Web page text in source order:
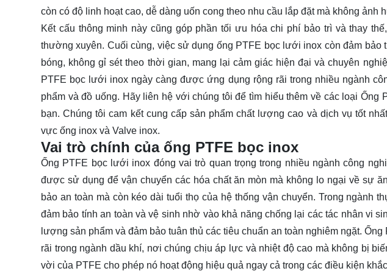
còn có độ linh hoạt cao, dễ dàng uốn cong theo nhu cầu lắp đặt mà không ảnh
Kết cấu thông minh này cũng góp phần tối ưu hóa chi phí bảo trì và thay
thường xuyên. Cuối cùng, việc sử dụng ống PTFE bọc lưới inox còn đảm bảo
bóng, không gỉ sét theo thời gian, mang lại cảm giác hiện đại và chuyên
PTFE bọc lưới inox ngày càng được ứng dụng rộng rãi trong nhiều ngành
phẩm và đồ uống. Hãy liên hệvới chúng tôi để tìm hiểu thêm về các loại Ống
bạn. Chúng tôi cam kết cung cấp sản phẩm chất lượng cao và dịch vụ tốt
vực ống inox và Valve inox.
Vai trò chính của ống PTFE bọc inox
Ống PTFE bọc lưới inox đóng vai trò quan trọng trong nhiều ngành công
được sử dụng để vận chuyển các hóa chất ăn mòn mà không lo ngại về sự
bảo an toàn mà còn kéo dài tuổi thọ của hệ thống vận chuyển. Trong ngành
đảm bảo tính an toàn và vệ sinh nhờ vào khả năng chống lại các tác nhân vi
lượng sản phẩm và đảm bảo tuân thủ các tiêu chuẩn an toàn nghiêm ngặt.
rãi trong ngành dầu khí, nơi chúng chịu áp lực và nhiệt độ cao mà không bị
vời của PTFE cho phép nó hoạt động hiệu quả ngay cả trong các điều kiện